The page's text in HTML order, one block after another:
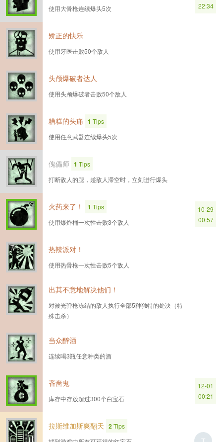
使用大骨枪连续爆头5次
22:34
矫正的快乐
使用牙医击败50个敌人
头颅爆破者达人
使用头颅爆破者击败50个敌人
糟糕的头痛 1 Tips
使用任意武器连续爆头5次
傀儡师 1 Tips
打断敌人的腿，趁敌人滞空时，立刻进行爆头
火药来了！ 1 Tips
使用爆炸桶一次性击败3个敌人
10-29
00:57
热辣派对！
使用热骨枪一次性击败5个敌人
出其不意地解决他们！
对被光弹枪冻结的敌人执行全部5种独特的处决（特
殊击杀）
当众醉酒
连续喝3瓶任意种类的酒
吝啬鬼
库存中存放超过300个白宝石
12-01
00:21
拉斯维加斯爽翻天 2Tips